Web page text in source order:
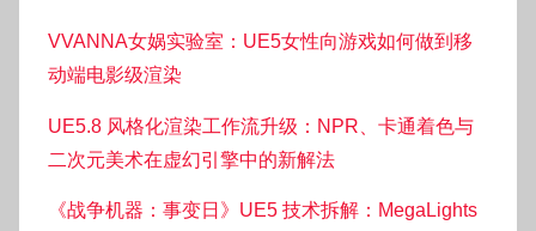
VVANNA女娲实验室：UE5女性向游戏如何做到移
动端电影级渲染
UE5.8 风格化渲染工作流升级：NPR、卡通着色与
二次元美术在虚幻引擎中的新解法
《战争机器：事变日》UE5 技术拆解：MegaLights